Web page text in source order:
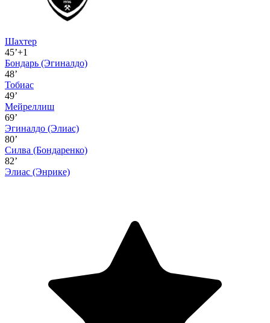
Шахтер
45’+1
Бондарь (Эгиналдо)
48’
Тобиас
49’
Мейреллиш
69’
Эгиналдо (Элиас)
80’
Силва (Бондаренко)
82’
Элиас (Энрике)